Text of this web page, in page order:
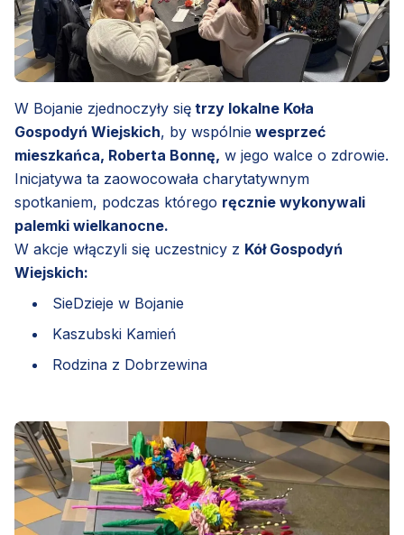
W Bojanie zjednoczyły się trzy lokalne Koła
Gospodyń Wiejskich, by wspólnie wesprzeć
mieszkańca, Roberta Bonnę, w jego walce o zdrowie.
Inicjatywa ta zaowocowała charytatywnym
spotkaniem, podczas którego ręcznie wykonywali
palemki wielkanocne.
W akcje włączyli się uczestnicy z Kół Gospodyń
Wiejskich:
SieDzieje w Bojanie
Kaszubski Kamień
Rodzina z Dobrzewina